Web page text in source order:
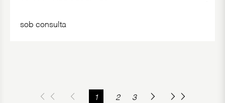
sob consulta
1 2 3